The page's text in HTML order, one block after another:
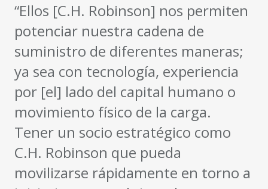
“Ellos [C.H. Robinson] nos permiten
potenciar nuestra cadena de
suministro de diferentes maneras;
ya sea con tecnología, experiencia
por [el] lado del capital humano o
movimiento físico de la carga.
Tener un socio estratégico como
C.H. Robinson que pueda
movilizarse rápidamente en torno a